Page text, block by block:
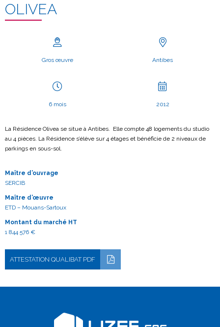
OLIVEA
Gros œuvre
6 mois 2012
Antibes
La Résidence Olivea se situe à Antibes. Elle compte 48 logements du studio
au 4 pièces. La Résidence s’élève sur 4 étages et bénéficie de 2 niveaux de
parkings en sous-sol.
Maître d’ouvrage
SERCIB
Maître d’œuvre
ETD – Mouans-Sartoux
Montant du marché HT
1 844 576 €
ATTESTATION QUALIBAT PDF